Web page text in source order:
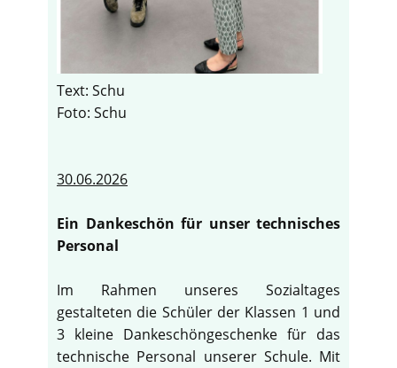
Text: Schu
Foto: Schu
30.06.2026
Ein Dankeschön für unser technisches
Personal
Im Rahmen unseres Sozialtages
gestalteten die Schüler der Klassen 1 und
3 kleine Dankeschöngeschenke für das
technische Personal unserer Schule. Mit